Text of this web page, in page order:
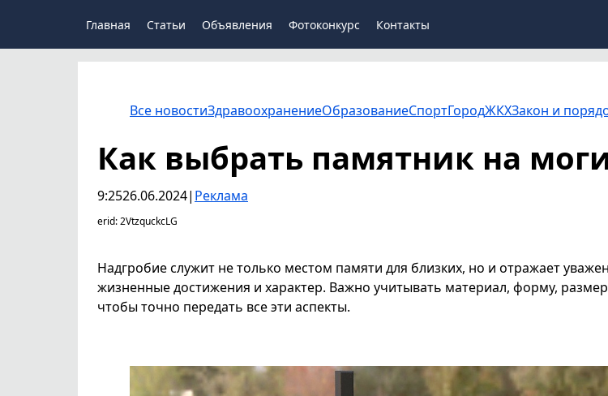
Главная Статьи Объявления Фотоконкурс Контакты
Все новостиЗдравоохранениеОбразованиеСпортГородЖКХЗакон и
Как выбрать памятник на
9:2526.06.2024| Реклама
erid: 2VtzquckcLG
Надгробие служит не только местом памяти для близких, но и отражает
жизненные достижения и характер. Важно учитывать материал, форму, размер
чтобы точно передать все эти аспекты.